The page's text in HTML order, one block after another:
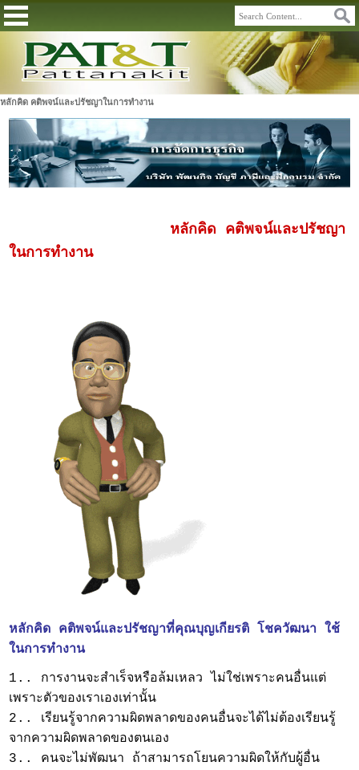
หลักคิด คติพจน์และปรัชญาในการทำงาน
หลักคิด คติพจน์และปรัชญา
ในการทำงาน
หลักคิด คติพจน์และปรัชญาที่คุณบุญเกียรติ โชควัฒนา ใช้
ในการทำงาน
1.. การงานจะสำเร็จหรือล้มเหลว ไม่ใช่เพราะคนอื่นแต่
เพราะตัวของเราเองเท่านั้น
2.. เรียนรู้จากความผิดพลาดของคนอื่นจะได้ไม่ต้องเรียนรู้
จากความผิดพลาดของตนเอง
3.. คนจะไม่พัฒนา ถ้าสามารถโยนความผิดให้กับผู้อื่น